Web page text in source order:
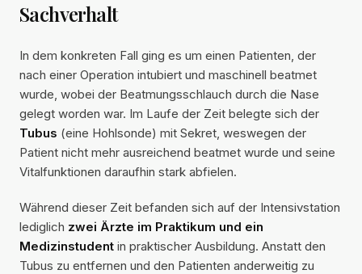
Sachverhalt
In dem konkreten Fall ging es um einen Patienten, der
nach einer Operation intubiert und maschinell beatmet
wurde, wobei der Beatmungsschlauch durch die Nase
gelegt worden war. Im Laufe der Zeit belegte sich der
Tubus (eine Hohlsonde) mit Sekret, weswegen der
Patient nicht mehr ausreichend beatmet wurde und seine
Vitalfunktionen daraufhin stark abfielen.
Während dieser Zeit befanden sich auf der Intensivstation
lediglich zwei Ärzte im Praktikum und ein
Medizinstudent in praktischer Ausbildung. Anstatt den
Tubus zu entfernen und den Patienten anderweitig zu